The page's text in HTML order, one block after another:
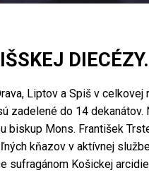
DIECÉZY.
Liptov a Spiš v
do 14
Mons. František
kňazov v aktívnej
sufragánom Košickej